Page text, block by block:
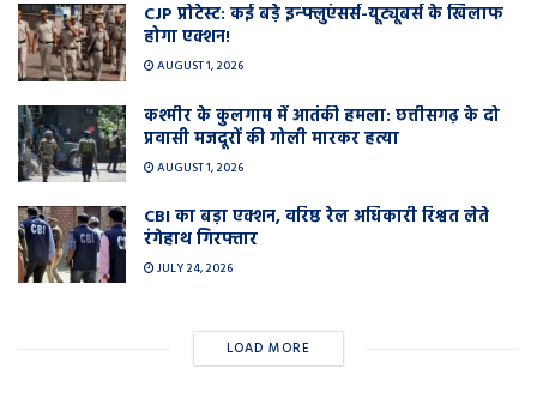
CJP प्रोटेस्ट: कई बड़े इन्फ्लुएंसर्स-यूट्यूबर्स के खिलाफ
होगा एक्शन!
AUGUST 1, 2026
कश्मीर के कुलगाम में आतंकी हमला: छत्तीसगढ़ के दो
प्रवासी मजदूरों की गोली मारकर हत्या
AUGUST 1, 2026
CBI का बड़ा एक्शन, वरिष्ठ रेल अधिकारी रिश्वत लेते
रंगेहाथ गिरफ्तार
JULY 24, 2026
LOAD MORE